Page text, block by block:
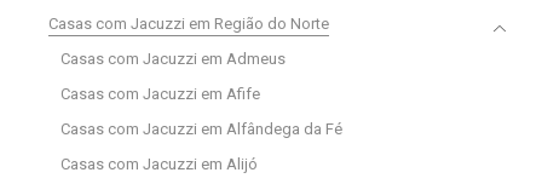
Casas com Jacuzzi em Região do Norte
Casas com Jacuzzi em Admeus
Casas com Jacuzzi em Afife
Casas com Jacuzzi em Alfândega da Fé
Casas com Jacuzzi em Alijó